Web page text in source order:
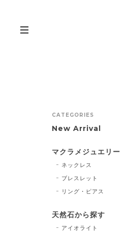
CATEGORIES
New Arrival
マクラメジュエリー
ネックレス
ブレスレット
リング・ピアス
天然石から探す
アイオライト